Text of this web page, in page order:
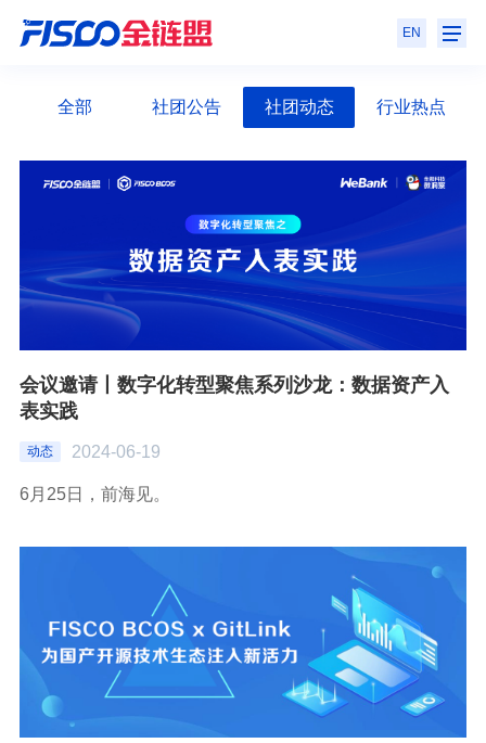
EN
全部 社团公告 社团动态 行业热点
会议邀请丨数字化转型聚焦系列沙龙：数据资产入
表实践
动态 2024-06-19
6月25日，前海见。